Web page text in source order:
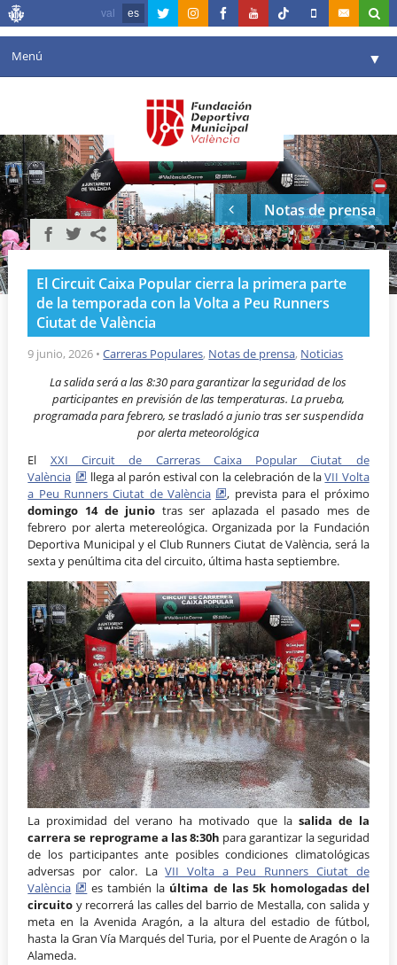
val es
Menú ▼
Agenda
Instalaciones ▼
Comunicación ▼
Valencia en deporte
Portal de Transparencia
Reservas
Notas de prensa
El Circuit Caixa Popular cierra la primera parte
de la temporada con la Volta a Peu Runners
Ciutat de València
9 junio, 2026 •Carreras Populares, Notas de prensa, Noticias
La salida será a las 8:30 para garantizar la seguridad de los
participantes en previsión de las temperaturas. La prueba,
programada para febrero, se trasladó a junio tras ser suspendida
por alerta meteorológica
El XXI Circuit de Carreras Caixa Popular Ciutat de
València
llega al parón estival con la celebración de laVII Volta
a Peu Runners Ciutat de València
, prevista para el próximo
domingo 14 de junio tras ser aplazada el pasado mes de
febrero por alerta metereológica. Organizada por la Fundación
Deportiva Municipal y el Club Runners Ciutat de València, será la
sexta y penúltima cita del circuito, última hasta septiembre.
La proximidad del verano ha motivado que la salida de la
carrera se reprograme a las 8:30h para garantizar la seguridad
de los participantes ante posibles condiciones climatológicas
adversas por calor. LaVII Volta a Peu Runners Ciutat de
València
es también la última de las 5k homologadas del
circuito y recorrerá las calles del barrio de Mestalla, con salida y
meta en la Avenida Aragón, a la altura del estadio de fútbol,
hasta la Gran Vía Marqués del Turia, por el Puente de Aragón o la
Alameda.